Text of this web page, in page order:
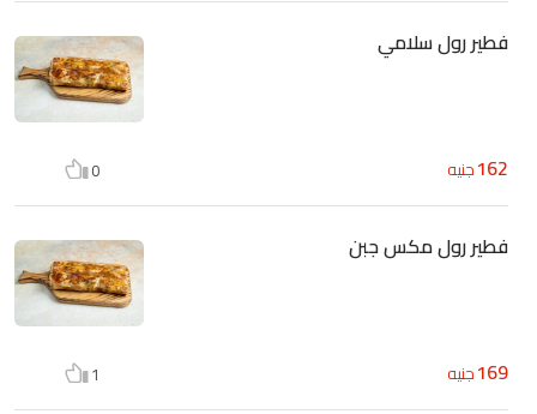
فطير رول سلامي
162جنيه 0
فطير رول مكس جبن
169جنيه 1